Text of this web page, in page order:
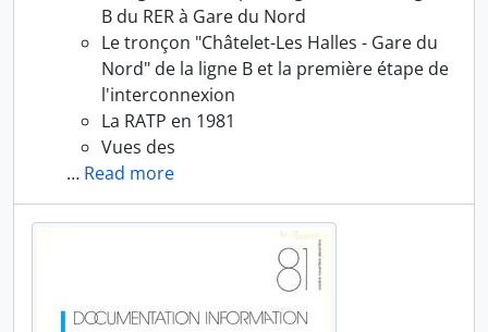
B du RER à Gare du Nord
Le tronçon "Châtelet-Les Halles - Gare du
Nord" de la ligne B et la première étape de
l'interconnexion
La RATP en 1981
Vues des
… Read more